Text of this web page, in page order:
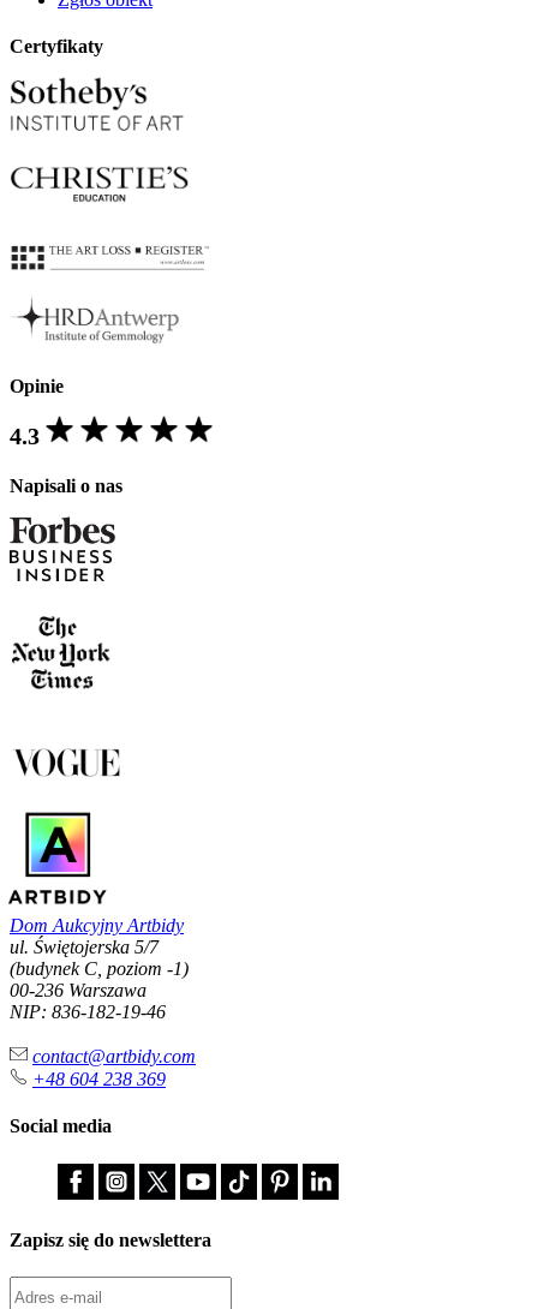
Certyfikaty
Opinie
4.3
Napisali o nas
Dom Aukcyjny Artbidy
ul. Świętojerska 5/7
(budynek C, poziom -1)
00-236 Warszawa
NIP: 836-182-19-46
contact@artbidy.com
+48 604 238 369
Social media
Zapisz się do newslettera